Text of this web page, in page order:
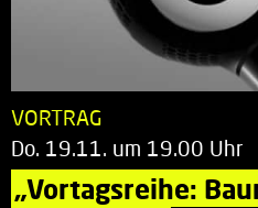
VORTRAG
Do. 19.11. um 19.00 Uhr
„Vortagsreihe: